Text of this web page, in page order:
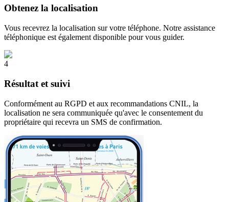
Obtenez la localisation
Vous recevrez la localisation sur votre téléphone. Notre assistance
téléphonique est également disponible pour vous guider.
4
Résultat et suivi
Conformément au RGPD et aux recommandations CNIL, la
localisation ne sera communiquée qu'avec le consentement du
propriétaire qui recevra un SMS de confirmation.